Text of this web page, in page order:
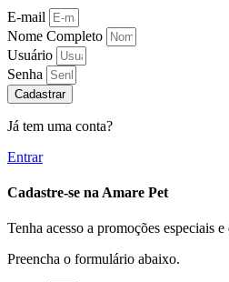
E-mail
Nome Completo
Usuário
Senha
Cadastrar
Já tem uma conta?
Entrar
Cadastre-se na Amare Pet
Tenha acesso a promoções especiais
Preencha o formulário abaixo.